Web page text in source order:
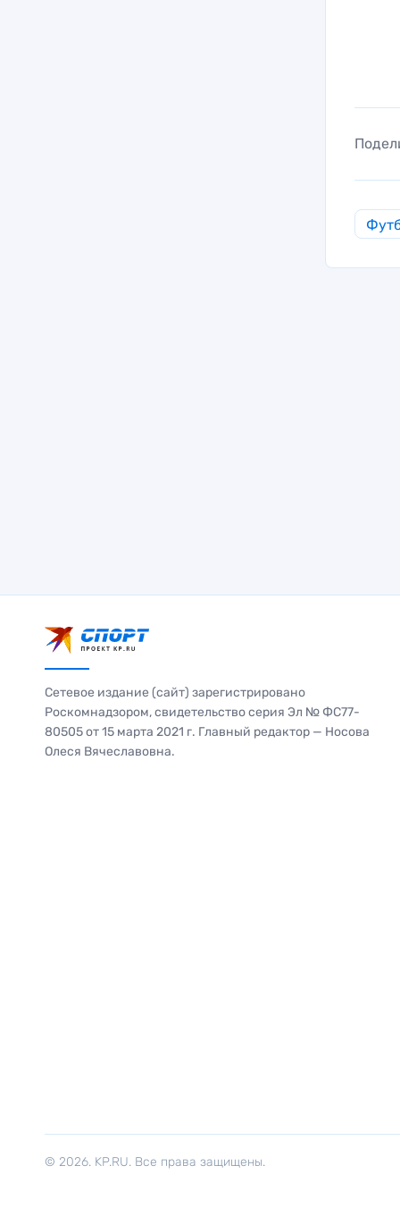
Сетевое издание (сайт) зарегистрировано
Роскомнадзором, свидетельство серия Эл № ФС77-
80505 от 15 марта 2021 г. Главный редактор — Носова
Олеся Вячеславовна.
© 2026. KP.RU. Все права защищены.